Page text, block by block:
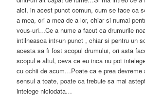
aici, in acest punct comun, cum se face ca
a mea, ori a mea de a lor, chiar si numai
vous-uri…Ce a nume a facut ca drumurile
intilneasca intr-un punct , chiar si pentru un
acesta sa fi fost scopul drumului, ori asta
scopul e altul, ceva ce eu inca nu pot
cu ochii de acum…Poate ca e prea devreme
sensul a toate, poate ca trebuie sa mai
intelege niciodata…